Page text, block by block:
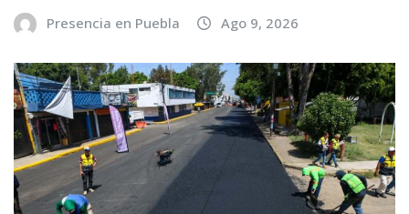
Presencia en Puebla Ago 9, 2026